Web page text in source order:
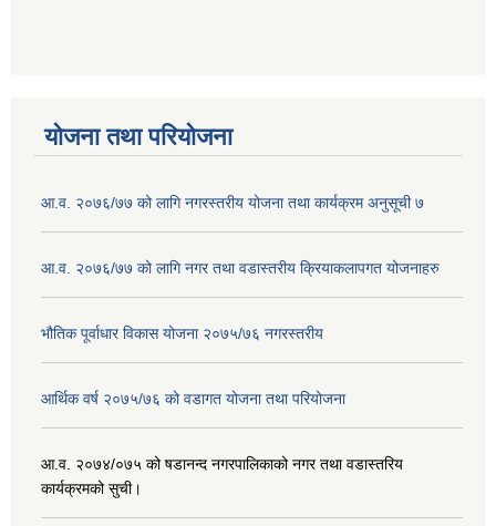
योजना तथा परियोजना
आ.व. २०७६/७७ को लागि नगरस्तरीय योजना तथा कार्यक्रम अनुसूची ७
आ.व. २०७६/७७ को लागि नगर तथा वडास्तरीय क्रियाकलापगत योजनाहरु
भौतिक पूर्वाधार विकास योजना २०७५/७६ नगरस्तरीय
आर्थिक वर्ष २०७५/७६ को वडागत योजना तथा परियोजना
आ.व. २०७४/०७५ को षडानन्द नगरपालिकाको नगर तथा वडास्तरिय
कार्यक्रमको सुची।